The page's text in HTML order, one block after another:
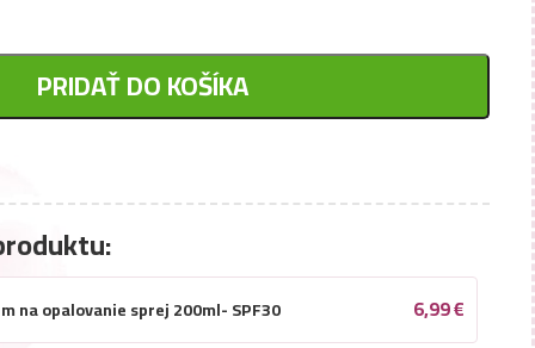
PRIDAŤ DO KOŠÍKA
na opalovanie sprej 200ml- SPF30 6,99€